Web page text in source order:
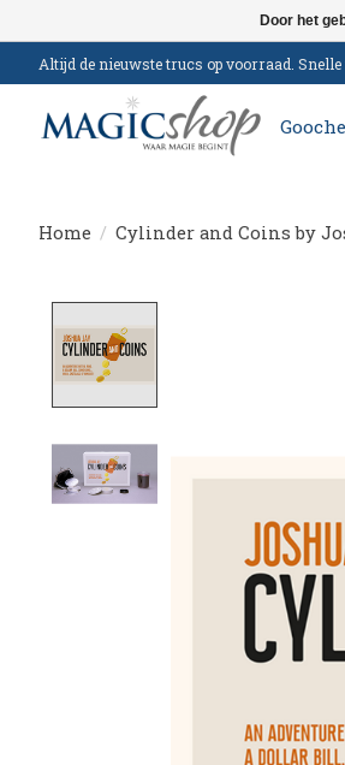
Altijd de nieuwste trucs op voorraad.
Home / Cylinder and Coins by
Door het